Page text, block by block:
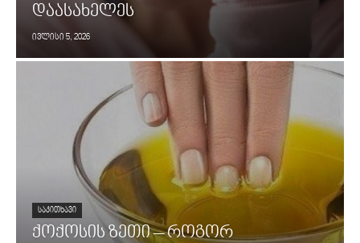
დაასახელეს
ივლისი 5, 2026
ᲡᲐᲙᲘᲗᲮᲐᲕᲘ
ქოქოსის ზეთი – როგორ